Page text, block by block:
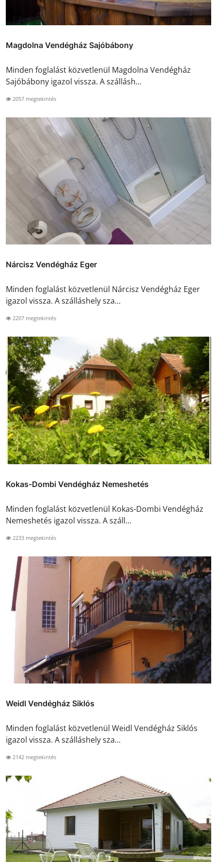
Magdolna Vendégház Sajóbábony
Minden foglalást közvetlenül Magdolna Vendégház
Sajóbábony igazol vissza. A szállásh...
2057 megtekintés
Nárcisz Vendégház Eger
Minden foglalást közvetlenül Nárcisz Vendégház Eger
igazol vissza. A szálláshely sza...
2207 megtekintés
Kokas-Dombi Vendégház Nemeshetés
Minden foglalást közvetlenül Kokas-Dombi Vendégház
Nemeshetés igazol vissza. A száll...
2233 megtekintés
Weidl Vendégház Siklós
Minden foglalást közvetlenül Weidl Vendégház Siklós
igazol vissza. A szálláshely sza...
2142 megtekintés